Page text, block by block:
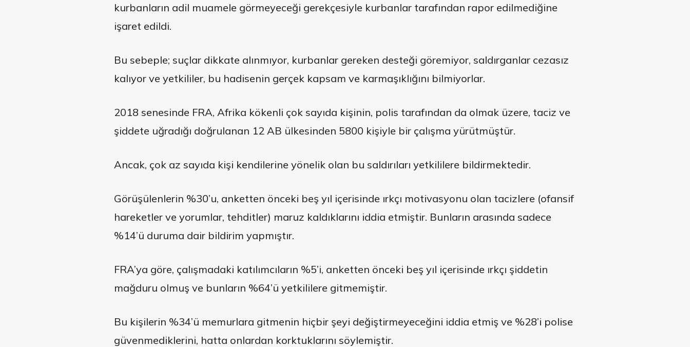
kurbanların adil muamele görmeyeceği gerekçesiyle kurbanlar tarafından rapor edilmediğine
işaret edildi.
Bu sebeple; suçlar dikkate alınmıyor, kurbanlar gereken desteği göremiyor, saldırganlar cezasız
kalıyor ve yetkililer, bu hadisenin gerçek kapsam ve karmaşıklığını bilmiyorlar.
2018 senesinde FRA, Afrika kökenli çok sayıda kişinin, polis tarafından da olmak üzere, taciz ve
şiddete uğradığı doğrulanan 12 AB ülkesinden 5800 kişiyle bir çalışma yürütmüştür.
Ancak, çok az sayıda kişi kendilerine yönelik olan bu saldırıları yetkililere bildirmektedir.
Görüşülenlerin %30’u, anketten önceki beş yıl içerisinde ırkçı motivasyonu olan tacizlere (ofansif
hareketler ve yorumlar, tehditler) maruz kaldıklarını iddia etmiştir. Bunların arasında sadece
%14’ü duruma dair bildirim yapmıştır.
FRA’ya göre, çalışmadaki katılımcıların %5’i, anketten önceki beş yıl içerisinde ırkçı şiddetin
mağduru olmuş ve bunların %64’ü yetkililere gitmemiştir.
Bu kişilerin %34’ü memurlara gitmenin hiçbir şeyi değiştirmeyeceğini iddia etmiş ve %28’i polise
güvenmediklerini, hatta onlardan korktuklarını söylemiştir.